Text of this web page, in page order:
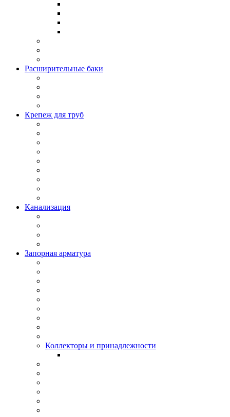
Расширительные баки
Крепеж для труб
Канализация
Запорная арматура
Коллекторы и принадлежности